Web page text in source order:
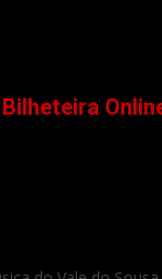
Bilheteira